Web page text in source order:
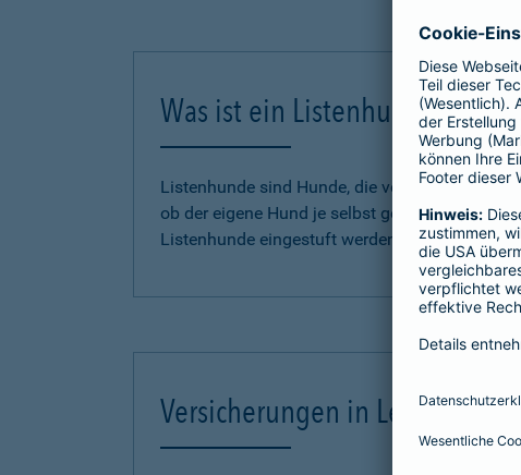
Was ist ein Listenhund?
Listenhunde sind Hunde, die von einem
ob der eigene Hund je selbst gefährlich
Listenhunde eingestuft werden, unterscheidet
Versicherungen in Leichter